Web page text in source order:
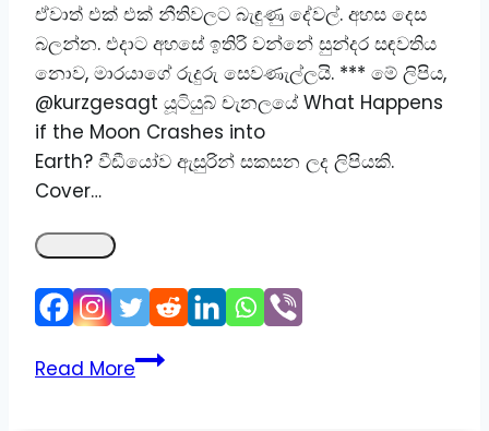
ඒවාත් එක් එක් නීතිවලට බැඳුණු දේවල්. අහස දෙස
බලන්න. එදාට අහසේ ඉතිරි වන්නේ සුන්දර සඳවතිය
නොව, මාරයාගේ රුදුරු සෙවණැල්ලයි. *** මේ ලිපිය,
@kurzgesagt යූටියුබ් චැනලයේ What Happens
if the Moon Crashes into
Earth? වීඩීයෝව ඇසුරින් සකසන ලද ලිපියකි.
Cover…
Read More🌕